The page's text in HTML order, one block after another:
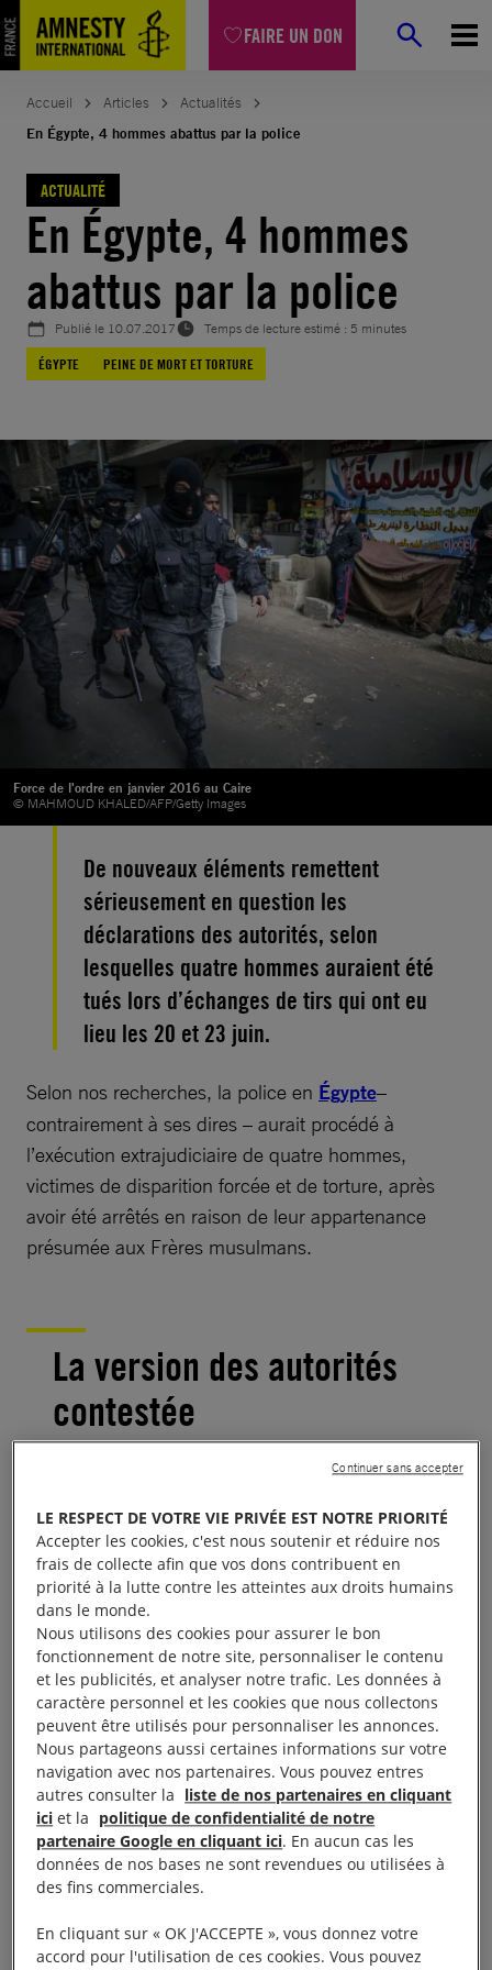
FAIRE UN DON
Aller
au
contenu
Accueil Articles
Actualités
En Égypte, 4 hommes abattus par la police
ACTUALITÉ
En Égypte, 4 hommes
abattus par la police
Publié le 10.07.2017
Temps de lecture estimé : 5 minutes
ÉGYPTE
PEINE DE MORT ET TORTURE
Force de l'ordre en janvier 2016 au Caire
© MAHMOUD KHALED/AFP/Getty Images
De nouveaux éléments remettent
sérieusement en question les
déclarations des autorités, selon
lesquelles quatre hommes auraient été
tués lors d’échanges de tirs qui ont eu
lieu les 20 et 23 juin.
Selon nos recherches, la police en Égypte–
contrairement à ses dires – aurait procédé à
l’exécution extrajudiciaire de quatre hommes,
victimes de disparition forcée et de torture, après
avoir été arrêtés en raison de leur appartenance
présumée aux Frères musulmans.
La version des autorités
contestée
Le 20 juin 2017, le ministère de l’Intérieur a
annoncé sur sa page Facebook officielle
qu’Abdelzaher Motawie (32 ans), Sabry Sabah (46
ans) et Ahmed Abu Rashid (41 ans) avaient été tués
dans un échange de tirs lorsque la police s’était
approchée de l’appartement où ils étaient supposés
se cacher. Il affirmait que ces trois hommes avaient
été inculpés d’appartenance au groupe armé se
faisant appeler Hasm et de participation à des
attaques violentes contre des installations publiques.
Le 23 juin, le ministère de l’Intérieur a indiqué que
la police avait abattu Mohamed Abdel Moneim Abu
Tabeekh (39 ans) sur une autoroute du gouvernorat
était soupçonné de soutenir financièrement le
mouvement Hasm.
LE RESPECT DE VOTRE VIE PRIVÉE EST NOTRE PRIORITÉ
Accepter les cookies, c'est nous soutenir et réduire nos
frais de collecte afin que vos dons contribuent en
priorité à la lutte contre les atteintes aux droits humains
dans le monde.
Nous utilisons des cookies pour assurer le bon
fonctionnement de notre site, personnaliser le contenu
et les publicités, et analyser notre trafic. Les données à
caractère personnel et les cookies que nous collectons
peuvent être utilisés pour personnaliser les annonces.
Nous partageons aussi certaines informations sur votre
navigation avec nos partenaires. Vous pouvez entres
autres consulter la liste de nos partenaires en cliquant
ici et la politique de confidentialité de notre
partenaire Google en cliquant ici. En aucun cas les
données de nos bases ne sont revendues ou utilisées à
des fins commerciales.
En cliquant sur « OK J'ACCEPTE », vous donnez votre
accord pour l'utilisation de ces cookies. Vous pouvez
Continuer sans accepter